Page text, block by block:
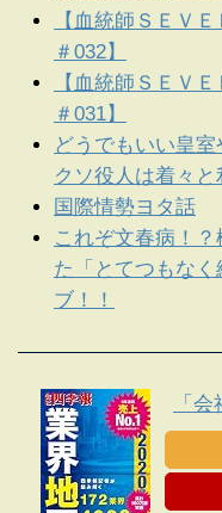
【血統師ＳＥＶ
＃032】
【血統師ＳＥＶ
＃031】
どうでもいい皇
クソ役人は着々と
国際情勢ヨタ話
これぞ文春病！
た「とてつもな
ブ！！
「